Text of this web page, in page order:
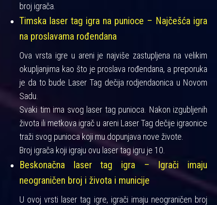
broj igrača.
Timska laser tag igra na punioce – Najčešća igra
na proslavama rođendana
Ova vrsta igre u areni je najviše zastupljena na velikim
okupljanjima kao što je proslava rođendana, a preporuka
je da to bude Laser Tag dečija rodjendaonica u Novom
Sadu.
Svaki tim ima svog laser tag punioca. Nakon izgubljenih
života ili metkova igrač u areni Laser Tag dečije igraonice
traži svog punioca koji mu dopunjava nove živote.
Broj igrača koji igraju ovu laser tag igru je 10.
Beskonačna laser tag igra – Igrači imaju
neograničen broj i života i municije
U ovoj vrsti laser tag igre, igrači imaju neograničen broj